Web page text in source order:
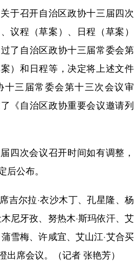
召开自治区政协十三届四次
议程（草案）、日程（草案）
了自治区政协十三届常委会第
）和日程等，决定将上述文件
十三届常委会第十三次会议审
《自治区政协重要会议邀请列
次会议召开时间如有调整，
公布。
尔拉·衣沙木丁、孔星隆、杨
尼牙孜、努热木·斯玛依汗、艾
雪梅、许咸宜、艾山江·艾合买
出席会议。（记者 张艳芳）